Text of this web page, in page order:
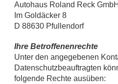
Autohaus Roland Reck GmbH
Im Goldäcker 8
D 88630 Pfullendorf
Ihre Betroffenenrechte
Unter den angegebenen
Datenschutzbeauftragten
folgende Rechte ausüben: